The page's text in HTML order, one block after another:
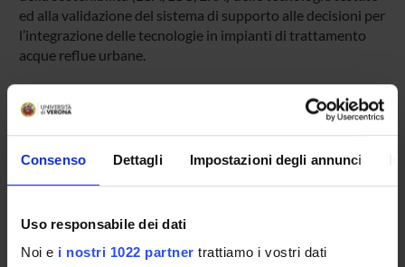
Consenso Dettagli Impostazioni degli annunci
Uso responsabile dei dati
Noi e i nostri 1022 partner trattiamo i vostri dati
ed alla validazione del sistema di supporto alle decisioni per
l’integrazione delle tecnologie in impianti di trattamento
acque reflue urbane.
ENTI FINANZIATORI:
MIUR
assegnato e gestito dal Dipartimento
PARTECIPANTI AL PROGETTO